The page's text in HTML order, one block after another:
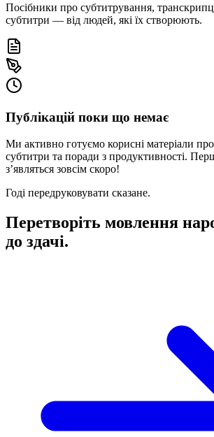
Посібники про субтитрування,
субтитри — від людей, які їх створюють.
Публікацій поки що немає
Ми активно готуємо корисні матеріали
субтитри та поради з продуктивності.
з’являться зовсім скоро!
Годі передруковувати сказане.
Перетворіть мовлення на
до здачі.